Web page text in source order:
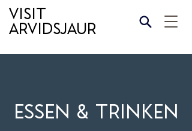
Visit
Arvidsjaur
Essen & Trinken